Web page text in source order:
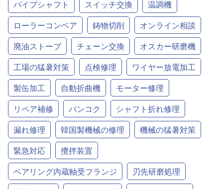
パイプシャフト
スイッチ交換
温調機
ローラーコンベア
鋳物切削
オンライン相談
廃油ストーブ
チェーン交換
オスカー研磨機
工場の猛暑対策
点検修理
ワイヤー放電加工
製缶加工
自動折曲機
モーター修理
リペア補修
バンコク
シャフト折れ修理
漏れ修理
韓国製機械の修理
機械の猛暑対策
緊急対応
攪拌装置
ベアリング内蔵軸受フランジ
刃先研磨処理